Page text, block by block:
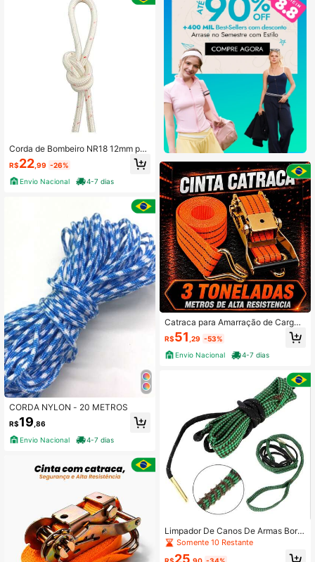
Corda de Bombeiro NR18 12mm par
a Trabalho em Altura 5 Metros
R$22 ,99 -26%
Envio Nacional
4-7 dias
CORDA NYLON - 20 METROS
R$19 ,86
Envio Nacional
4-7 dias
Catraca para Amarração de Carga
com Fita 10 Metros 50mm para Ca
minhão Reboque e Carreta
R$51 ,29 -53%
Envio Nacional
4-7 dias
Limpador De Canos De Armas Bore
Snake .22, .223, 5.56mm (6332)
Somente 10 Restante